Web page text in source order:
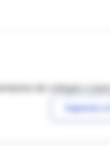
de colegas o
Ingresar a